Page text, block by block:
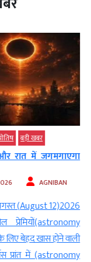
बड़ी खबर
रात में जगमगाएगा
AGNIBAN
(August 12)2026
बेहद खास होने वाली
प्रांत में (astronomy